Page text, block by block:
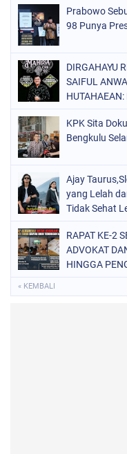
Prabowo
98 Punya
DIRGAHAYU
SAIFUL
HUTAHAEAN:
KPK Sita
Bengkulu
Ajay
yang Lelah
Tidak Sehat
RAPAT KE-2
ADVOKAT
HINGGA
« KEMBALI